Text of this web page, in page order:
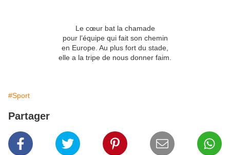
Le cœur bat la chamade
pour l’équipe qui fait son chemin
en Europe. Au plus fort du stade,
elle a la tripe de nous donner faim.
#Sport
Partager